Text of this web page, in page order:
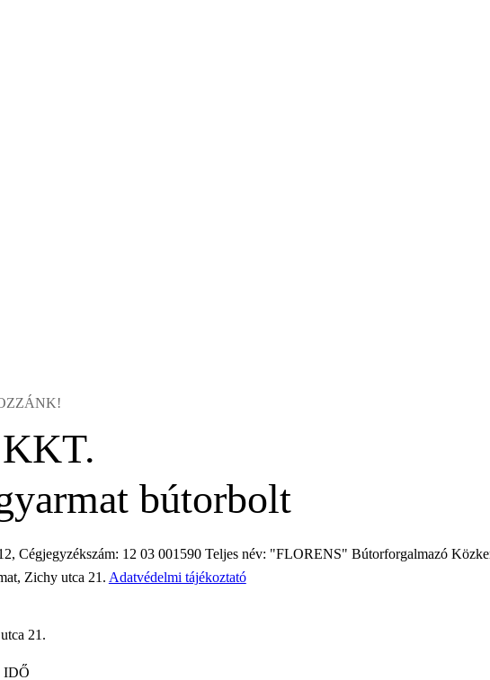
bútorbolt
Cégjegyzékszám: 12 03 001590 Teljes név: "FLORENS" Bútorforgalmazó
Zichy utca 21. Adatvédelmi tájékoztató
21.
IDŐ